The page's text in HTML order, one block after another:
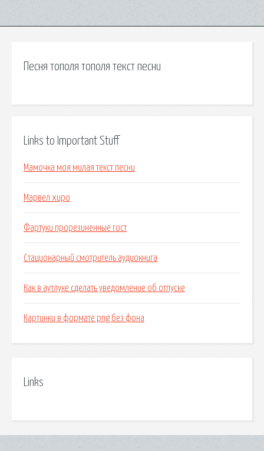
Песня тополя тополя текст песни
Links to Important Stuff
Мамочка моя милая текст песни
Марвел хиро
Фартуки прорезиненные гост
Стационарный смотритель аудиокнига
Как в аутлуке сделать уведомление об отпуске
Картинки в формате png без фона
Links